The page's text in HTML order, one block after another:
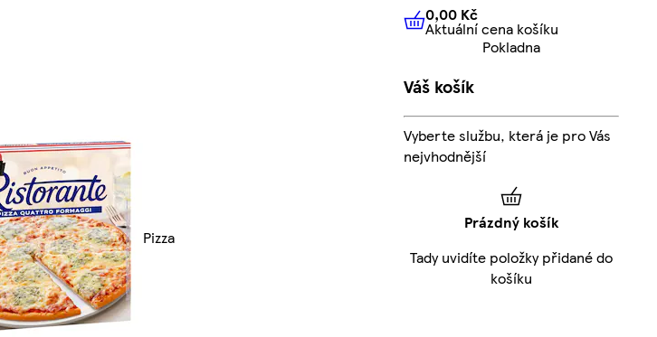
Pizza
0,00 KčAktuální cena košíku
0,00 Kč
Aktuální cena košíku
Pokladna
Váš košík
Vyberte službu, která je pro Vás
nejvhodnější
Prázdný košík
Tady uvidíte položky přidané do
košíku